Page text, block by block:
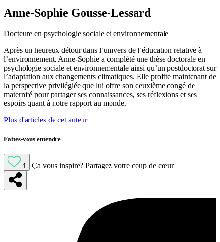
Anne-Sophie Gousse-Lessard
Docteure en psychologie sociale et environnementale
Après un heureux détour dans l’univers de l’éducation relative à
l’environnement, Anne-Sophie a complété une thèse doctorale en
psychologie sociale et environnementale ainsi qu’un postdoctorat sur
l’adaptation aux changements climatiques. Elle profite maintenant de
la perspective privilégiée que lui offre son deuxième congé de
maternité pour partager ses connaissances, ses réflexions et ses
espoirs quant à notre rapport au monde.
Plus d'articles de cet auteur
Faites-vous entendre
1 Ça vous inspire? Partagez votre coup de cœur